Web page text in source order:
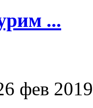
...
фев